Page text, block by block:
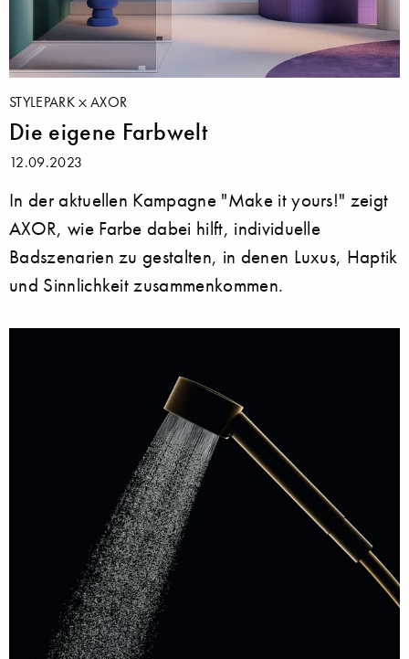
STYLEPARK AXOR
Die eigene Farbwelt
12.09.2023
In der aktuellen Kampagne "Make it yours!" zeigt
AXOR, wie Farbe dabei hilft, individuelle
Badszenarien zu gestalten, in denen Luxus, Haptik
und Sinnlichkeit zusammenkommen.